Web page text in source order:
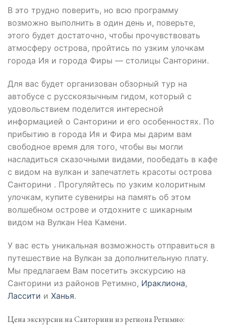
В это трудно поверить, но всю программу
возможно выполнить в один день и, поверьте,
этого будет достаточно, чтобы прочувствовать
атмосферу острова, пройтись по узким улочкам
города Ия и города Фиры — столицы Санторини.
Для вас будет организован обзорный тур на
автобусе с русскоязычным гидом, который с
удовольствием поделится интересной
информацией о Санторини и его особенностях. По
прибытию в города Ия и Фира мы дарим вам
свободное время для того, чтобы вы могли
насладиться сказочными видами, пообедать в кафе
с видом на вулкан и запечатлеть красоты острова
Санторини . Прогуляйтесь по узким колоритным
улочкам, купите сувениры на память об этом
волшебном острове и отдохните с шикарным
видом на Вулкан Неа Камени.
У вас есть уникальная возможность отправиться в
путешествие на Вулкан за дополнительную плату.
Мы предлагаем Вам посетить экскурсию на
Санторини из районов Ретимно, Ираклиона,
Лассити и Ханья.
Цена экскурсии на Санторини из региона Ретимно: